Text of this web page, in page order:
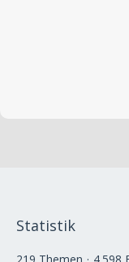
Statistik